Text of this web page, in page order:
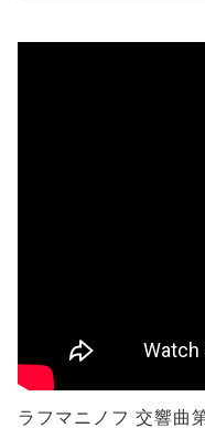
ラフマニノフ 交響曲